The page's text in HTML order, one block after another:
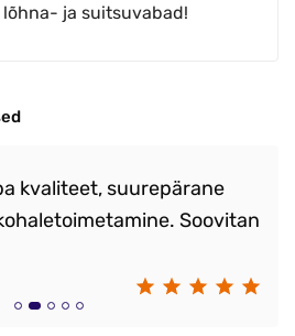
ja suitsuvabad!
kvaliteet, suurepärane
Soovitan